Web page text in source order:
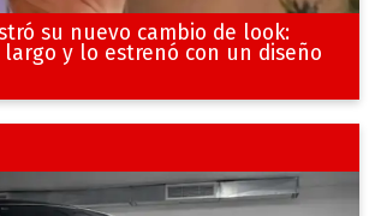
su nuevo cambio de look:
y lo estrenó con un diseño